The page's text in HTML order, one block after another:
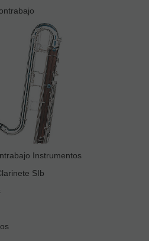
Instrumentos
SIb